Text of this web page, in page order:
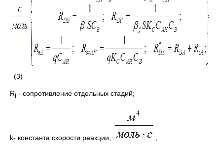
(3)
Ri - сопротивление отдельных стадий;
k- константа скорости реакции, ;